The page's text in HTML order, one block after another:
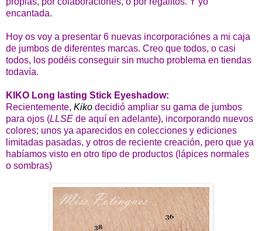
encantada.
Hoy os voy a presentar 6 nuevas incorporaciónes a mi caja
de jumbos de diferentes marcas. Creo que todos, o casi
todos, los podéis conseguir sin mucho problema en tiendas
todavía.
KIKO Long lasting Stick Eyeshadow:
Recientemente, Kiko decidió ampliar su gama de jumbos
para ojos (LLSE de aquí en adelante), incorporando nuevos
colores; unos ya aparecidos en colecciones y ediciones
limitadas pasadas, y otros de reciente creación, pero que ya
habíamos visto en otro tipo de productos (lápices normales
o sombras)